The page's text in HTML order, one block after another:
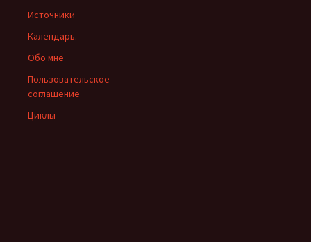
Источники
Календарь.
Обо мне
Пользовательское
соглашение
Циклы